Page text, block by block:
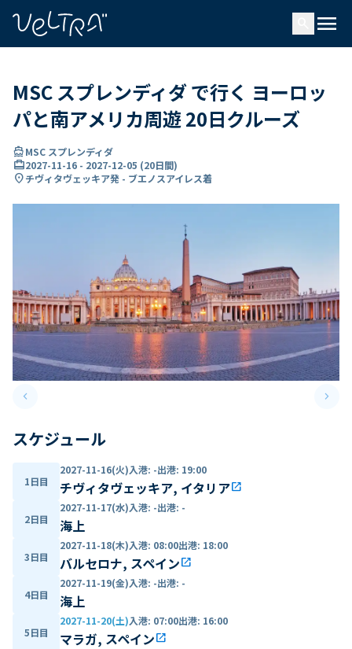
menu
MSC スプレンディダ で行く ヨーロッ
パと南アメリカ周遊 20日クルーズ
directions_boatMSC スプレンディダ
card_travel2027-11-16 - 2027-12-05 (20日間)
location_onチヴィタヴェッキア発 - ブエノスアイレス着
keyboard_arrow_leftPrevious slide keyboard_arrow_right
スケジュール
1日目
2027-11-16(火)入港: -出港: 19:00
チヴィタヴェッキア, イタリアopen_in_new
2日目
2027-11-17(水)入港: -出港: -
海上
3日目
2027-11-18(木)入港: 08:00出港: 18:00
バルセロナ, スペインopen_in_new
4日目
2027-11-19(金)入港: -出港: -
海上
5日目
2027-11-20(土)入港: 07:00出港: 16:00
マラガ, スペインopen_in_new